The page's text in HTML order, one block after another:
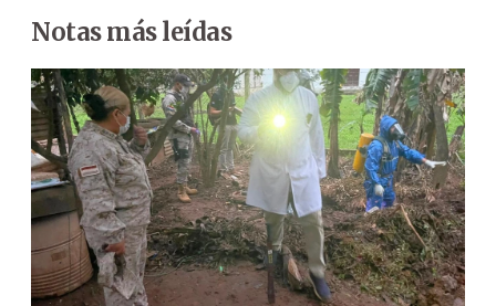
Notas más leídas